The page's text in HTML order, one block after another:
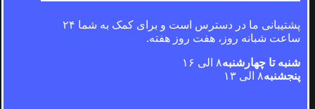
پشتیبانی ما در دسترس است و برای کمک به شما ۲۴
ساعت شبانه روز، هفت روز هفته.
شنبه تا چهارشنبه۸ الی ۱۶
پنجشنبه۸ الی ۱۳